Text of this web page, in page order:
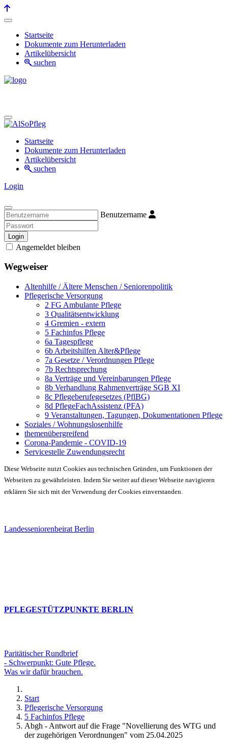
Startseite
Dokumente zum Herunterladen
Artikelübersicht
suchen
Startseite
Dokumente zum Herunterladen
Artikelübersicht
suchen
Login
Benutzername
Login
Angemeldet bleiben
Wegweiser
Altenhilfe / Ältere Menschen / Seniorenpolitik
Pflegerische Versorgung
2 FG Ambulante Pflege
3 Qualitätsentwicklung
4 Gremien - extern
5 Fachinfos Pflege
6a Tagespflege
6b Arbeitshilfen Alter&Pflege
7a Gesetze / Verordnungen Pflege
7b Rechtsprechung
8a Verträge und Vereinbarungen Pflege
8b Verhandlung Rahmenverträge SGB XI
8c Pflegeberufegesetzes (PflBG)
8d PflegeFachAssistenz (PFA)
9 Veranstaltungen, Tagungen, Dokumentationen Pflege
Soziales / Wohnungslosenhilfe
themenübergreifend
Corona-Pandemie - COVID-19
Servicestelle Zuwendungsrecht
Diese Webseite nutzt Cookies aus technischen Gründen, um Funktionen der
Webseiten zu gewährleisten. Indem Sie weiter auf dieser Webseite navigieren
erklären Sie sich mit der Verwendung der Cookies einverstanden.
Landesseniorenbeirat Berlin
PFLEGESTÜTZPUNKTE BERLIN
Paritätischer Rundbrief
- Schwerpunkt: Gute Pflege.
Was wir dafür brauchen.
Start
Pflegerische Versorgung
5 Fachinfos Pflege
Abgh - Antwort auf die Frage "Novellierung des WTG und
der zugehörigen Verordnungen" vom 25.04.2025